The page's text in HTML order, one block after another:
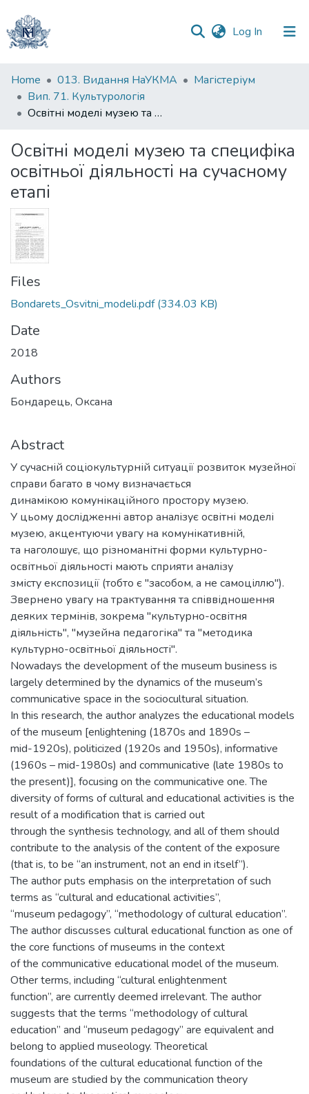
Log In (current)
Communities
&
Collections
Statistics
Home 013. Видання НаУКМА
Магістеріум
Вип. 71. Культурологія
Освітні моделі музею та специфіка освітньої діяльності на сучасному етапі
Освітні моделі музею та специфіка
освітньої діяльності на сучасному
етапі
Files
Bondarets_Osvitni_modeli.pdf(334.03 KB)
Date
2018
Authors
Бондарець, Оксана
Abstract
У сучасній соціокультурній ситуації розвиток музейної
справи багато в чому визначається
динамікою комунікаційного простору музею.
У цьому дослідженні автор аналізує освітні моделі
музею, акцентуючи увагу на комунікативній,
та наголошує, що різноманітні форми культурно-
освітньої діяльності мають сприяти аналізу
змісту експозиції (тобто є "засобом, а не самоціллю").
Звернено увагу на трактування та співвідношення
деяких термінів, зокрема "культурно-освітня
діяльність", "музейна педагогіка" та "методика
культурно-освітньої діяльності".
Nowadays the development of the museum business is
largely determined by the dynamics of the museum’s
communicative space in the sociocultural situation.
In this research, the author analyzes the educational models
of the museum [enlightening (1870s and 1890s –
mid-1920s), politicized (1920s and 1950s), informative
(1960s – mid-1980s) and communicative (late 1980s to
the present)], focusing on the communicative one. The
diversity of forms of cultural and educational activities is the
result of a modification that is carried out
through the synthesis technology, and all of them should
contribute to the analysis of the content of the exposure
(that is, to be “an instrument, not an end in itself”).
The author puts emphasis on the interpretation of such
terms as “cultural and educational activities”,
“museum pedagogy”, “methodology of cultural education”.
The author discusses cultural educational function as one of
the core functions of museums in the context
of the communicative educational model of the museum.
Other terms, including “cultural enlightenment
function”, are currently deemed irrelevant. The author
suggests that the terms “methodology of cultural
education” and “museum pedagogy” are equivalent and
belong to applied museology. Theoretical
foundations of the cultural educational function of the
museum are studied by the communication theory